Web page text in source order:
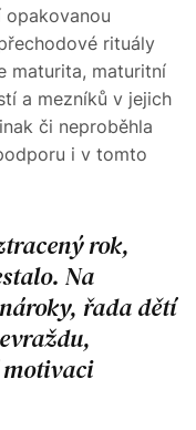
opakovanou
rituály
maturita, maturitní
a mezníků v jejich
či neproběhla
i v tomto
rok,
Na
řada dětí